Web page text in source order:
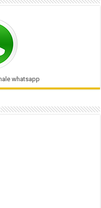
whatsapp